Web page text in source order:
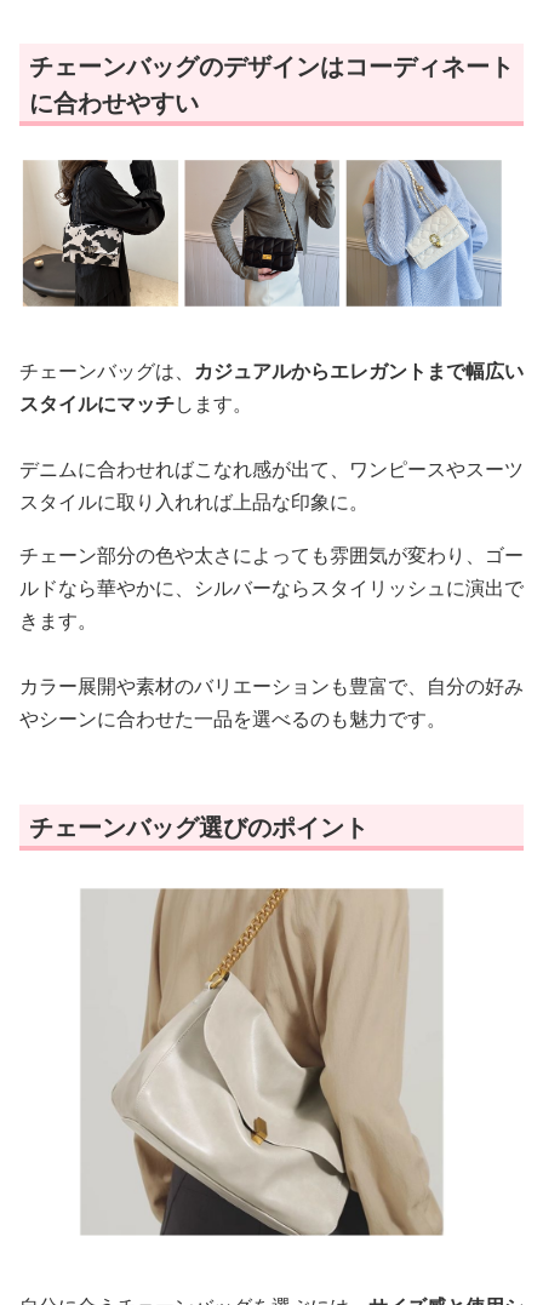
チェーンバッグのデザインはコーディネート
に合わせやすい
チェーンバッグは、 カジュアルからエレガントまで幅広い
スタイルにマッチします。
デニムに合わせればこなれ感が出て、ワンピースやスーツ
スタイルに取り入れれば上品な印象に。
チェーン部分の色や太さによっても雰囲気が変わり、ゴー
ルドなら華やかに、シルバーならスタイリッシュに演出で
きます。
カラー展開や素材のバリエーションも豊富で、自分の好み
やシーンに合わせた一品を選べるのも魅力です。
チェーンバッグ選びのポイント